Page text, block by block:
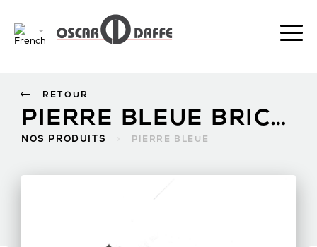
PIERRE BLEUE BRICKENO
NOS PRODUITS PIERRE BLEUE
RETOUR